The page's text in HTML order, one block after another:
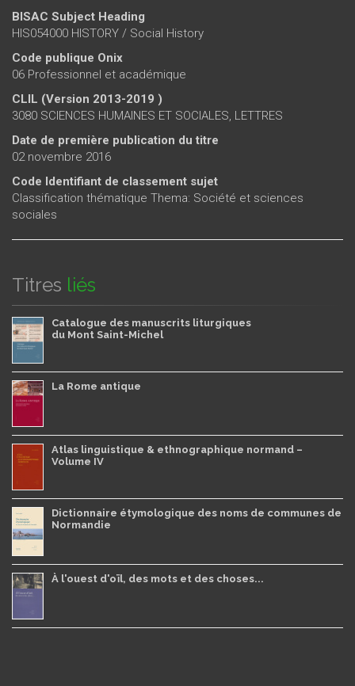
BISAC Subject Heading
HIS054000 HISTORY / Social History
Code publique Onix
06 Professionnel et académique
CLIL (Version 2013-2019 )
3080 SCIENCES HUMAINES ET SOCIALES, LETTRES
Date de première publication du titre
02 novembre 2016
Code Identifiant de classement sujet
Classification thématique Thema: Société et sciences
sociales
Titres liés
Catalogue des manuscrits liturgiques
du Mont Saint-Michel
La Rome antique
Atlas linguistique & ethnographique normand –
Volume IV
Dictionnaire étymologique des noms de communes de
Normandie
À l'ouest d'oïl, des mots et des choses...